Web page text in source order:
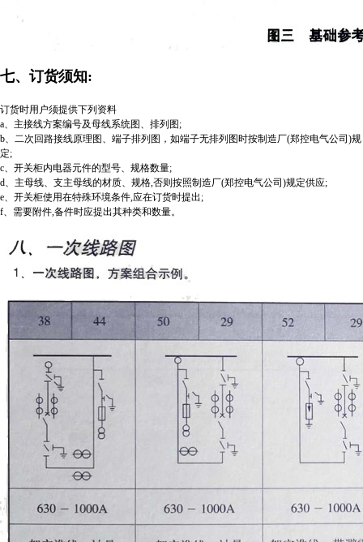
七、订货须知:
订货时用户须提供下列资料
a、主接线方案编号及母线系统图、排列图;
b、二次回路接线原理图、端子排列图，如端子无排列图时按制造厂(郑控电气公司)规
定;
c、开关柜内电器元件的型号、规格数量;
d、主母线、支主母线的材质、规格,否则按照制造厂(郑控电气公司)规定供应;
e、开关柜使用在特殊环境条件,应在订货时提出;
f、需要附件,备件时应提出其种类和数量。